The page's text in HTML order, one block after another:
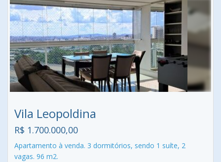
Vila Leopoldina
R$ 1.700.000,00
Apartamento à venda. 3 dormitórios, sendo 1 suíte, 2
vagas. 96 m2.